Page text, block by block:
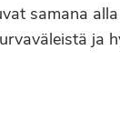
samana
ja